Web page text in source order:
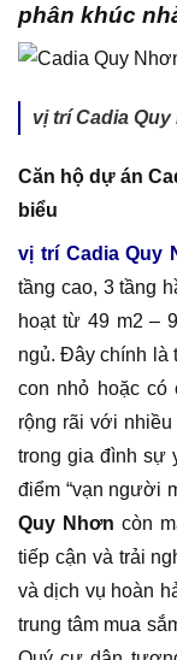
phân khúc
vị trí Cadia Quy
Căn hộ dự án
biểu
vị trí Cadia Quy
tầng cao, 3 tầng
hoạt từ 49 m2 –
ngủ. Đây chính là
con nhỏ hoặc có
rộng rãi với
trong gia đình sự
điểm “vạn người
Quy Nhơn còn
tiếp cận và trải
và dịch vụ hoàn
trung tâm mua